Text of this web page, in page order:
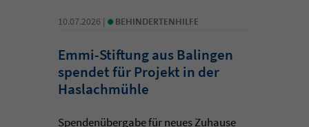
10.07.2026 | • BEHINDERTENHILFE
Emmi-Stiftung aus Balingen
spendet für Projekt in der
Haslachmühle
Spendenübergabe für neues Zuhause